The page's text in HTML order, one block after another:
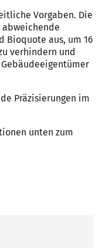
Vorgaben. Die
abweichende
Bioquote aus, um 16
verhindern und
Präzisierungen im
unten zum